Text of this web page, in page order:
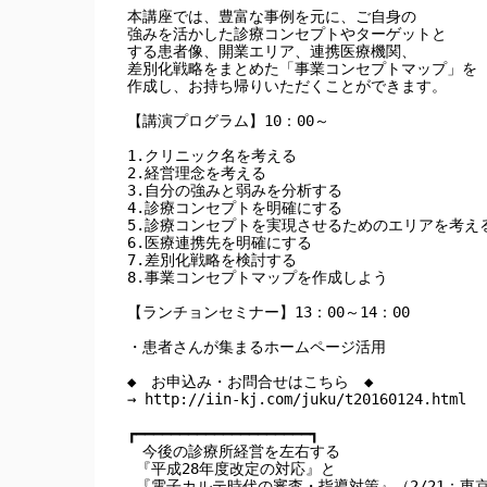
本講座では、豊富な事例を元に、ご自身の
強みを活かした診療コンセプトやターゲットと
する患者像、開業エリア、連携医療機関、
差別化戦略をまとめた「事業コンセプトマップ」を
作成し、お持ち帰りいただくことができます。
【講演プログラム】10：00～
1.クリニック名を考える
2.経営理念を考える
3.自分の強みと弱みを分析する
4.診療コンセプトを明確にする
5.診療コンセプトを実現させるためのエリアを考え
6.医療連携先を明確にする
7.差別化戦略を検討する
8.事業コンセプトマップを作成しよう
【ランチョンセミナー】13：00～14：00
・患者さんが集まるホームページ活用
◆　お申込み・お問合せはこちら　◆
→ http://iin-kj.com/juku/t20160124.html
┏━━━━━━━━━━━━━━━━━━━━┓
今後の診療所経営を左右する
『平成28年度改定の対応』と